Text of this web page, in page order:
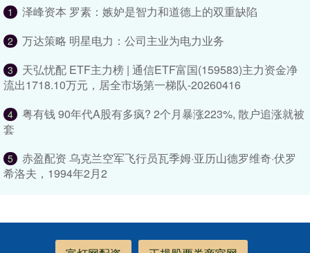
1 泽峰资本 罗素：嫉妒是智力和道德上的双重缺陷
2 万达策略 明星电力：公司主业为电力业务
3
天弘忧配 ETF主力榜 | 通信ETF富国(159583)主力资金净
流出1718.10万元，居全市场第一梯队-20260416
4
粤有钱 90年代A股有多疯? 2个月暴涨223%, 散户追涨就被
套
5
赤盈配资 乌克兰空军飞行员瓦季姆·亚历山德罗维奇·伏罗
希洛夫，1994年2月2